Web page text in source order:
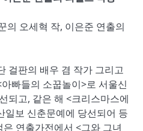
의 오세혁 작, 이은준 연출의
걸판의 배우 겸 작가 그리고
빠들의 소꿉놀이>로 서울신
되고, 같은 해 <크리스마스에
일보 신춘문예에 당선되어 등
연출가전에서 <그와 그녀